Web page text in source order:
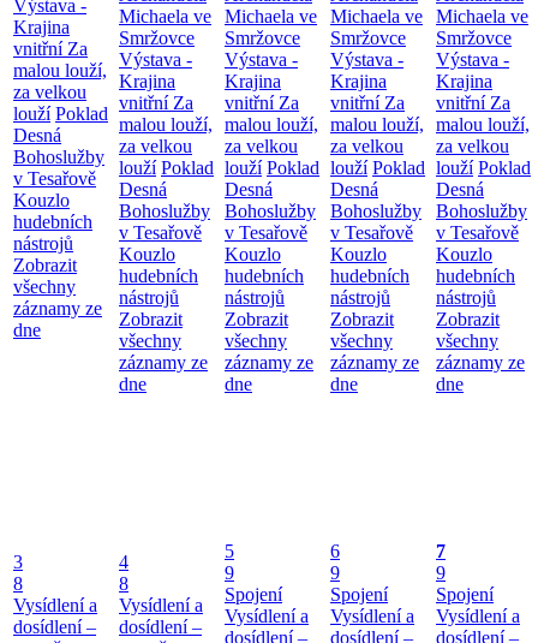
Výstava -
Krajina
vnitřní Za
malou louží,
za velkou
louží Poklad
Desná
Bohoslužby
v Tesařově
Kouzlo
hudebních
nástrojů
Zobrazit
všechny
záznamy ze
dne
Michaela ve
Smržovce
Výstava -
Krajina
vnitřní Za
malou louží,
za velkou
louží Poklad
Desná
Bohoslužby
v Tesařově
Kouzlo
hudebních
nástrojů
Zobrazit
všechny
záznamy ze
dne
Michaela ve
Smržovce
Výstava -
Krajina
vnitřní Za
malou louží,
za velkou
louží Poklad
Desná
Bohoslužby
v Tesařově
Kouzlo
hudebních
nástrojů
Zobrazit
všechny
záznamy ze
dne
Michaela ve
Smržovce
Výstava -
Krajina
vnitřní Za
malou louží,
za velkou
louží Poklad
Desná
Bohoslužby
v Tesařově
Kouzlo
hudebních
nástrojů
Zobrazit
všechny
záznamy ze
dne
Michaela ve
Smržovce
Výstava -
Krajina
vnitřní Za
malou louží,
za velkou
louží Poklad
Desná
Bohoslužby
v Tesařově
Kouzlo
hudebních
nástrojů
Zobrazit
všechny
záznamy ze
dne
3
8
Vysídlení a
dosídlení –
4
8
Vysídlení a
dosídlení –
5
9
Spojení
Vysídlení a
dosídlení –
6
9
Spojení
Vysídlení a
dosídlení –
7
9
Spojení
Vysídlení a
dosídlení –